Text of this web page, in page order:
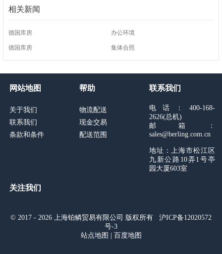
相关新闻
德国库房 办公环境
德国库房 集体合照
网站地图
关于我们
联系我们
条款和条件
帮助
物流配送
现金交易
配送范围
联系我们
电话：400-168-
2626(总机)
邮箱：
sales@berling.com.cn
地址：上海市松江区
九新公路10弄1号亭
园大厦603室
关注我们
© 2017 - 2026 上海铂鳞贸易有限公司 版权所有 沪ICP备12020572
号-3
站点地图
百度地图